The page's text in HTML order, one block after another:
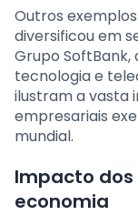
Outros
diversificou em
Grupo
tecnologia e
ilustram a vasta
empresariais
mundial.
Impacto
economia